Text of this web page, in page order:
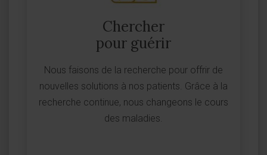
Chercher
pour guérir
Nous faisons de la recherche pour offrir de
nouvelles solutions à nos patients. Grâce à la
recherche continue, nous changeons le cours
des maladies.